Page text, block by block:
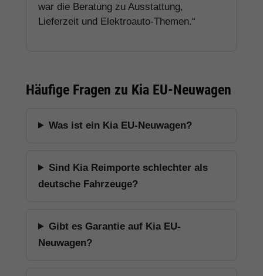
war die Beratung zu Ausstattung,
Lieferzeit und Elektroauto-Themen.“
Häufige Fragen zu Kia EU-Neuwagen
Was ist ein Kia EU-Neuwagen?
Sind Kia Reimporte schlechter als
deutsche Fahrzeuge?
Gibt es Garantie auf Kia EU-
Neuwagen?